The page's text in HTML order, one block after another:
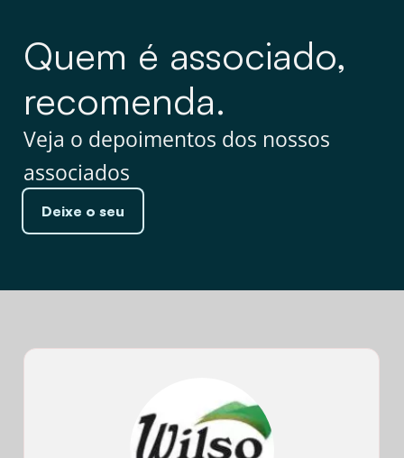
Quem é associado,
recomenda.
Veja o depoimentos dos nossos
associados
Deixe o seu